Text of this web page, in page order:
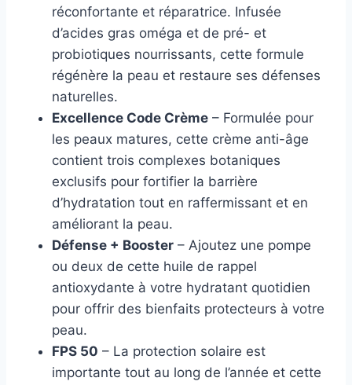
réconfortante et réparatrice. Infusée
d’acides gras oméga et de pré- et
probiotiques nourrissants, cette formule
régénère la peau et restaure ses défenses
naturelles.
Excellence Code Crème – Formulée pour
les peaux matures, cette crème anti-âge
contient trois complexes botaniques
exclusifs pour fortifier la barrière
d’hydratation tout en raffermissant et en
améliorant la peau.
Défense + Booster – Ajoutez une pompe
ou deux de cette huile de rappel
antioxydante à votre hydratant quotidien
pour offrir des bienfaits protecteurs à votre
peau.
FPS 50 – La protection solaire est
importante tout au long de l’année et cette